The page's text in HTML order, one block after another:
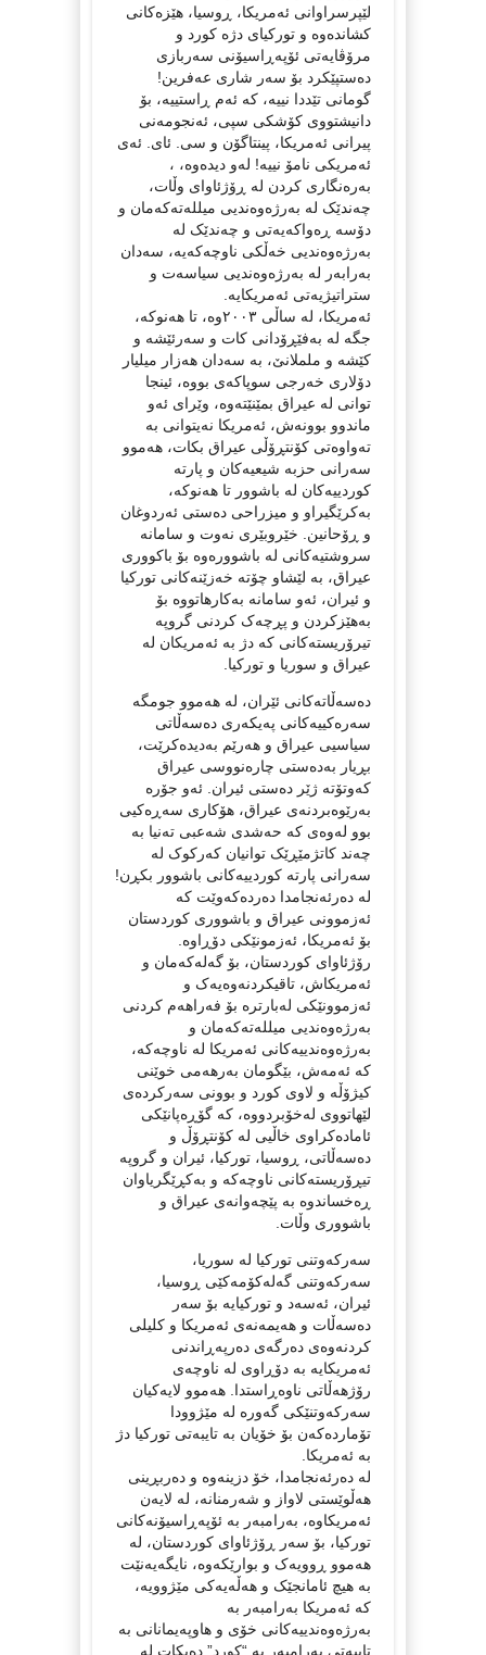
لێپرسراوانی ئەمریکا، ڕوسیا، هێزەکانی
کشاندەوە و تورکیای دژە کورد و
مرۆڤایەتی ئۆپەڕاسیۆنی سەربازی
دەستپێکرد بۆ سەر شاری عەفرین!
گومانی تێددا نییە، کە ئەم ڕاستییە، بۆ
دانیشتووی کۆشکی سپی، ئەنجومەنی
پیرانی ئەمریکا، پینتاگۆن و سی. ئای. ئەی
ئەمریکی نامۆ نییە! لەو دیدەوە، ،
بەرەنگاری کردن لە ڕۆژئاوای وڵات،
چەندێک لە بەرژەوەندیی میللەتەکەمان و
دۆسە ڕەواکەیەتی و چەندێک لە
بەرژەوەندیی خەڵکی ناوچەکەیە، سەدان
بەرابەر لە بەرژەوەندیی سیاسەت و
ستراتیژیەتی ئەمریکایە.
ئەمریکا، لە ساڵی ٢٠٠٣وە، تا هەنوکە،
جگە لە بەفێڕۆدانی کات و سەرئێشە و
کێشە و ململانێ، بە سەدان هەزار میلیار
دۆلاری خەرجی سوپاکەی بووە، ئینجا
توانی لە عیراق بمێنێتەوە، وێرای ئەو
ماندوو بوونەش، ئەمریکا نەیتوانی بە
تەواوەتی کۆنتڕۆڵی عیراق بکات، هەموو
سەرانی حزبە شیعیەکان و پارتە
کوردییەکان لە باشوور تا هەنوکە،
بەکرێگیراو و میزراحی دەستی ئەردوغان
و ڕۆحانین. خێروبێری نەوت و سامانە
سروشتیەکانی لە باشوورەوە بۆ باکووری
عیراق، بە لێشاو چۆتە خەزێنەکانی تورکیا
و ئیران، ئەو سامانە بەکارهاتووە بۆ
بەهێزکردن و پڕچەک کردنی گروپە
تیرۆریستەکانی کە دژ بە ئەمریکان لە
عیراق و سوریا و تورکیا.
دەسەڵاتەکانی ئێران، لە هەموو جومگە
سەرەکییەکانی پەیکەری دەسەڵاتی
سیاسیی عیراق و هەرێم بەدیدەکرێت،
بڕیار بەدەستی چارەنووسی عیراق
کەوتۆتە ژێر دەستی ئیران. ئەو جۆرە
بەرێوەبردنەی عیراق، هۆکاری سەڕەکیی
بوو لەوەی کە حەشدی شەعبی تەنیا بە
چەند کاتژمێڕێک توانیان کەرکوک لە
سەرانی پارتە کوردییەکانی باشوور بکڕن!
لە دەرئەنجامدا دەردەکەوێت کە
ئەزموونی عیراق و باشووری کوردستان
بۆ ئەمریکا، ئەزمونێکی دۆڕاوە.
رۆژئاوای کوردستان، بۆ گەلەکەمان و
ئەمریکاش، تاقیکردنەوەیەک و
ئەزموونێکی لەبارترە بۆ فەراهەم کردنی
بەرژەوەندیی میللەتەکەمان و
بەرژەوەندییەکانی ئەمریکا لە ناوچەکە،
کە ئەمەش، بێگومان بەرهەمی خوێنی
کیژۆڵە و لاوی کورد و بوونی سەرکردەی
لێهاتووی لەخۆبردووە، کە گۆڕەپانێکی
ئامادەکراوی خاڵیی لە کۆنتڕۆڵ و
دەسەڵاتی، ڕوسیا، تورکیا، ئیران و گروپە
تیڕۆریستەکانی ناوچەکە و بەکڕێگریاوان
ڕەخساندوە بە پێچەوانەی عیراق و
باشووری وڵات.
سەرکەوتنی تورکیا لە سوریا،
سەرکەوتنی گەلەکۆمەکێی ڕوسیا،
ئیران، ئەسەد و تورکیایە بۆ سەر
دەسەڵات و هەیمەنەی ئەمریکا و کلیلی
کردنەوەی دەرگەی دەرپەڕاندنی
ئەمریکایە بە دۆڕاوی لە ناوچەی
رۆژهەڵاتی ناوەڕاستدا. هەموو لایەکیان
سەرکەوتنێکی گەورە لە مێژوودا
تۆماردەکەن بۆ خۆیان بە تایبەتی تورکیا دژ
بە ئەمریکا.
لە دەرئەنجامدا، خۆ دزینەوە و دەربڕینی
هەڵوێستی لاواز و شەرمنانە، لە لایەن
ئەمریکاوە، بەرامبەر بە ئۆپەڕاسیۆنەکانی
تورکیا، بۆ سەر ڕۆژئاوای کوردستان، لە
هەموو ڕوویەک و بوارێکەوە، نایگەیەنێت
بە هیچ ئامانجێک و هەڵەیەکی مێژوویە،
کە ئەمریکا بەرامبەر بە
بەرژەوەندییەکانی خۆی و هاوپەیمانانی بە
تایبەتی بەرامبەر بە “کورد” دەیکات لە